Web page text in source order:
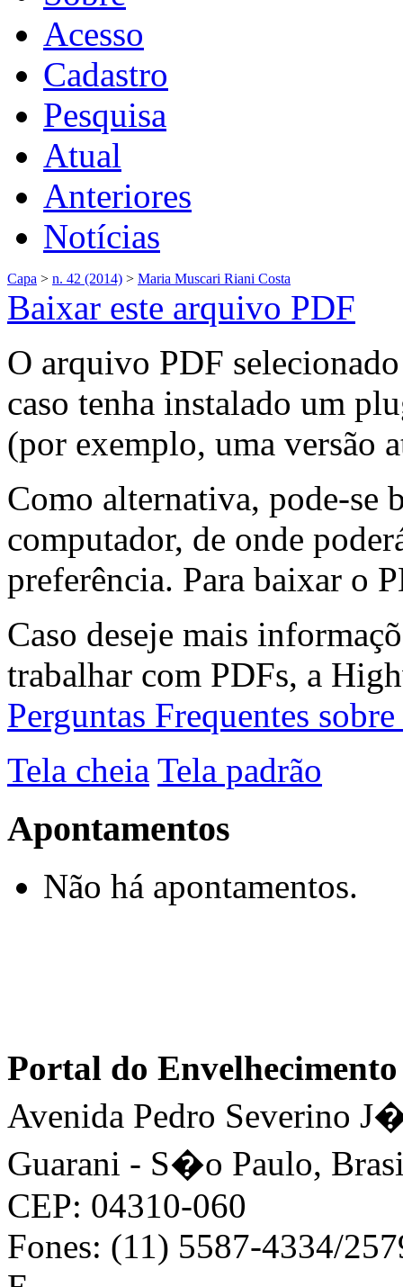
Acesso
Cadastro
Pesquisa
Atual
Anteriores
Notícias
Capa > n. 42 (2014) > Maria Muscari Riani Costa
Baixar este arquivo PDF
O arquivo PDF
caso tenha instalado um
(por exemplo, uma versão
Como alternativa, pode-se
computador, de onde
preferência. Para baixar o
Caso deseje mais
trabalhar com PDFs, a
Perguntas Frequentes
Tela cheia Tela padrão
Apontamentos
Não há apontamentos.
Portal do
Avenida Pedro Severino
Guarani - S�o Paulo,
CEP: 04310-060
Fones: (11) 5587-4334/